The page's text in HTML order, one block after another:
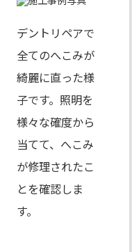
デントリペアで
全てのへこみが
綺麗に直った様
子です。照明を
様々な確度から
当てて、へこみ
が修理されたこ
とを確認しま
す。